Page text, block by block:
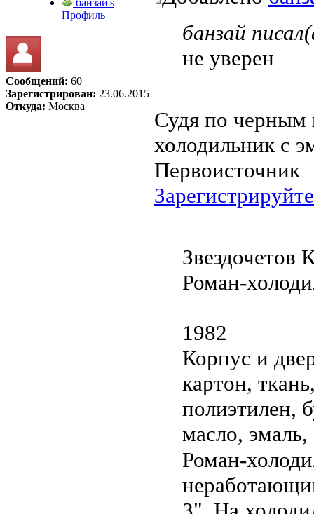
банзай's
Профиль
Сообщений: 60
Зарегистрирован: 23.06.2015
Откуда: Москва
банзай
не уверен
Судя по черным
холодильник с
Первоисточник
Звездочетов
Роман-
1982
Корпус и
картон,
полиэтилен,
масло, эмаль,
Роман-